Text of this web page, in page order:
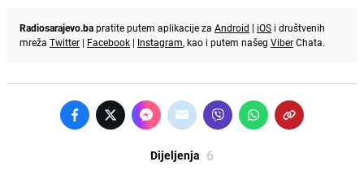
Radiosarajevo.bapratite putem aplikacije za Android | iOS i društvenih
mreža Twitter | Facebook | Instagram, kao i putem našeg ViberChata.
Dijeljenja 6